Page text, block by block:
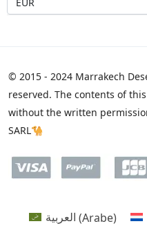
© 2015 - 2024 Marrakech
reserved. The contents of
without the written
SARL🐪
العربية (Arabe)